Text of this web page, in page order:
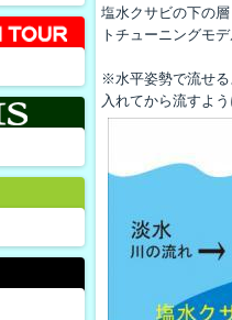
塩水クサビの下の
トチューニングモデ
※水平姿勢で流せる
入れてから流すよう